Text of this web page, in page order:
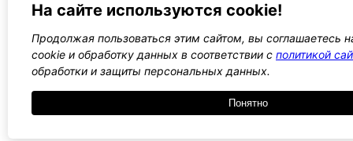
На сайте используются cookie!
Продолжая пользоваться этим сайтом, вы соглашаетесь
cookie и обработку данных в соответствии с политикой
обработки и защиты персональных данных.
Понятно